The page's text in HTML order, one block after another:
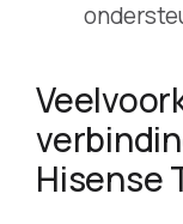
Hisense